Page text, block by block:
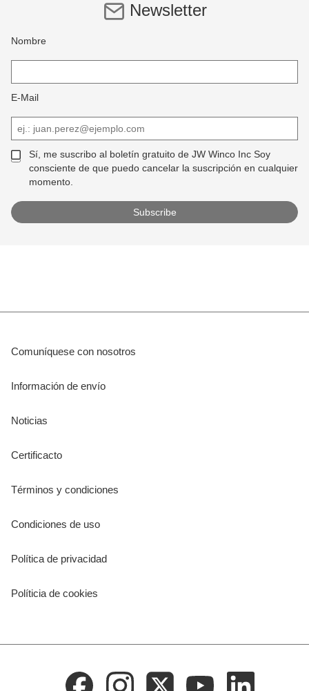
Newsletter
Nombre
E-Mail
Sí, me suscribo al boletín gratuito de JW Winco Inc Soy
consciente de que puedo cancelar la suscripción en cualquier
momento.
Comuníquese con nosotros
Información de envío
Noticias
Certificacto
Términos y condiciones
Condiciones de uso
Política de privacidad
Políticia de cookies